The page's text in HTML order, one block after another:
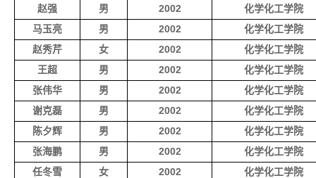
赵强
男 2002
化学化工学院
马玉亮
男 2002
化学化工学院
赵秀芹
女 2002
化学化工学院
王超
男 2002
化学化工学院
张伟华
男 2002
化学化工学院
谢克磊
男 2002
化学化工学院
陈夕辉
男 2002
化学化工学院
张海鹏
男 2002
化学化工学院
任冬雪
女 2002
化学化工学院